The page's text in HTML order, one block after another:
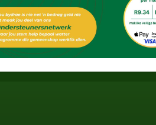
dit!
Facebook Twitter